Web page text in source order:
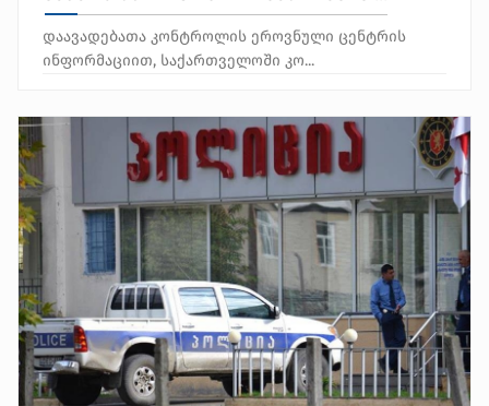
დაავადებათა კონტროლის ეროვნული ცენტრის
ინფორმაციით, საქართველოში კო...